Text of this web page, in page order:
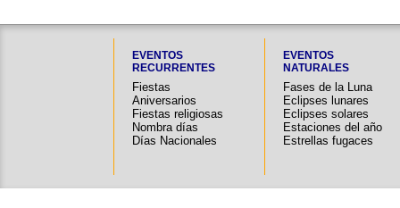
EVENTOS
RECURRENTES
Fiestas
Aniversarios
Fiestas religiosas
Nombra días
Días Nacionales
EVENTOS
NATURALES
Fases de la Luna
Eclipses lunares
Eclipses solares
Estaciones del año
Estrellas fugaces